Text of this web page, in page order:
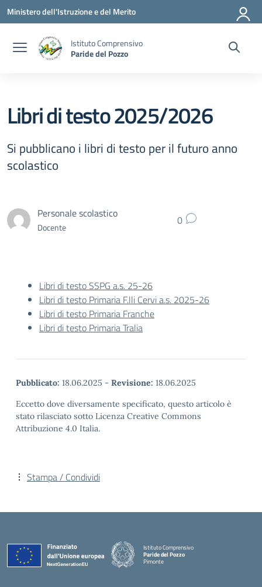
Vai ai contenuti
Vai al menu di navigazione
Vai al footer
Ministero dell'Istruzione e del Merito
Istituto Comprensivo
Paride del Pozzo
Libri di testo 2025/2026
Si pubblicano i libri di testo per il futuro anno
scolastico
Personale scolastico
Docente 0
Libri di testo SSPG a.s. 25-26
Libri di testo Primaria F.lli Cervi a.s. 2025-26
Libri di testo Primaria Franche
Libri di testo Primaria Tralia
Pubblicato: 18.06.2025 - Revisione: 18.06.2025
Eccetto dove diversamente specificato, questo articolo è
stato rilasciato sotto Licenza Creative Commons
Attribuzione 4.0 Italia.
Stampa / Condividi
Istituto Comprensivo
Paride del Pozzo
Pimonte